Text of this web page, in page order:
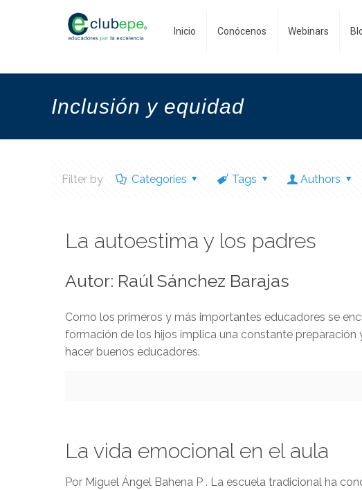
Inicio Conócenos Webinars
Inclusión y equidad
Filter by Categories Tags Authors
La autoestima y los padres
Autor: Raúl Sánchez Barajas
Como los primeros y más importantes educadores se
formación de los hijos implica una constante preparación
hacer buenos educadores.
La vida emocional en el aula
Por Miguel Ángel Bahena P . La escuela tradicional ha